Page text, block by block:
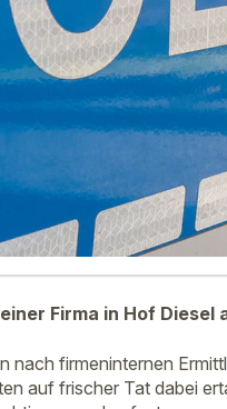
Firma in Hof Diesel
nach firmeninternen
auf frischer Tat dabei